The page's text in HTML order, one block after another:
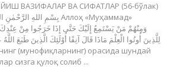
ВАЗИФАЛАР ВА СИФАТЛАР (56-бўлак)
لِلَّذِينَ أُوتُوا الْعِلْمَ مَاذَا قَالَ آنِفًا أُوْلَئِكَ الَّذِينَ طَبَعَ
(мунофиқларнинг) орасида шундай
сизга қулоқ солиб ...